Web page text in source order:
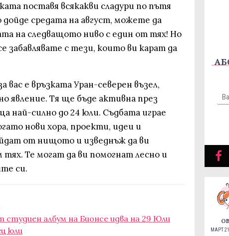
поставя всякакви сладури по пътя
средата на август, можете да
на следващото ниво с един от тях! Но
забавлявате с тези, които ви карат да
вас е връзката Уран-северен възел,
явление. Тя ще бъде активна през
най-силно до 24 юли. Съдбата играе
нови хора, проекти, идеи и
от нищото и изведнъж да ви
Те могат да ви помогнат лесно и
си.
албум на Бионсе идва на 29 Юли
юли
МАРТ